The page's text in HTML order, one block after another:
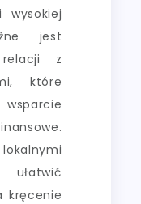
wysokiej
jest
relacji z
które
kręcenie